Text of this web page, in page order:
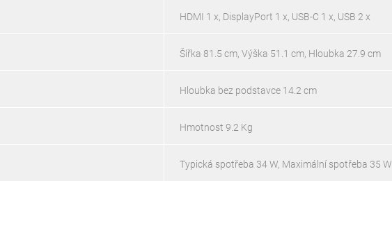
HDMI 1 x, DisplayPort 1 x, USB-C 1 x, USB 2 x
Šířka 81.5 cm, Výška 51.1 cm, Hloubka 27.9 cm
Hloubka bez podstavce 14.2 cm
Hmotnost 9.2 Kg
Typická spotřeba 34 W, Maximální spotřeba 35 W